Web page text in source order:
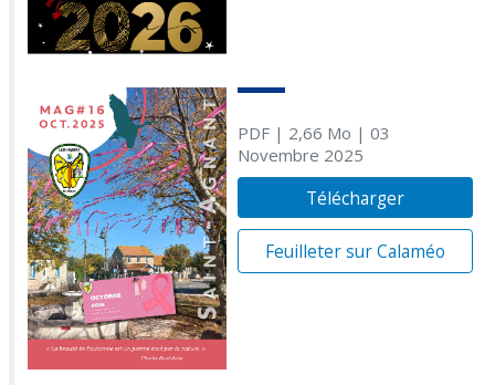
PDF| 2,66 Mo | 03
Novembre 2025
Télécharger
Feuilleter sur Calaméo